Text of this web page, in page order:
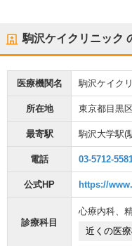
駒沢ケイクリニック
医療機関名 駒沢ケイク
所在地 東京都目黒
最寄駅 駒沢大学駅(
電話 03-5712-
公式HP https://
診療科目
心療内科、
近くの医